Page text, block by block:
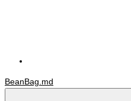
BeanBag.md